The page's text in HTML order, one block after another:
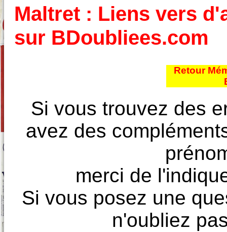
Maltret : Liens vers
sur BDoubliees.com
Retour
Si vous trouvez des
avez des
merci de
Si vous posez une
n'oubliez